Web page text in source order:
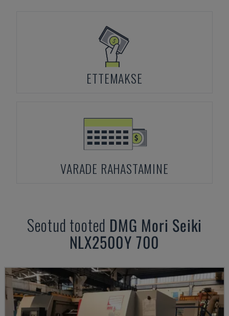
ETTEMAKSE
VARADE RAHASTAMINE
Seotud tooted DMG Mori Seiki
NLX2500Y 700